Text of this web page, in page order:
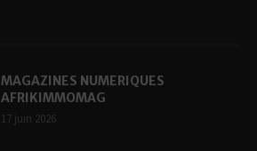
MAGAZINES NUMERIQUES
AFRIKIMMOMAG
17 juin 2026